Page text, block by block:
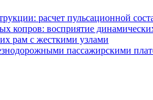
расчет пульсационной
копров: восприятие
рам с жесткими узлами
пассажирскими